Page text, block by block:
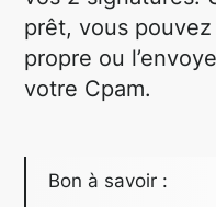
prêt, vous
propre ou
votre Cpam.
Bon à savoir :